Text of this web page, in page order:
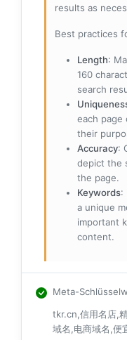
results as
Best practices
Length:
160
search
each
their
Accuracy:
depict the
the page.
Keywords:
a unique
important
content.
Meta-
tkr.cn,信用名店,
域名,电商域名,便